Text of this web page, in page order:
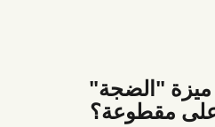
"الضجة"
على مقطوعة؟